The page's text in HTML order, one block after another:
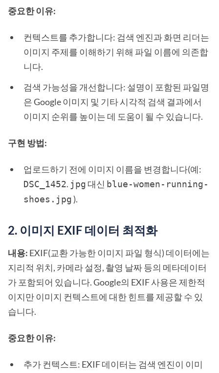
중요한 이유:
컨텍스트를 추가합니다: 검색 엔진과 화면 리더는
이미지 주제를 이해하기 위해 파일 이름에 의존합
니다.
검색 가능성을 개선합니다: 설명이 포함된 파일명
은 Google 이미지 및 기타 시각적 검색 결과에서
이미지 순위를 높이는 데 도움이 될 수 있습니다.
구현 방법:
업로드하기 전에 이미지 이름을 변경합니다(예:
DSC_1452. jpg 대신 blue-women-running-
shoes.jpg).
2. 이미지 EXIF 데이터 최적화
내용: EXIF(교환 가능한 이미지 파일 형식) 데이터에는
지리적 위치, 카메라 설정, 촬영 날짜 등의 메타데이터
가 포함되어 있습니다. Google의 EXIF 사용은 제한적
이지만 이미지 컨텍스트에 대한 힌트를 제공할 수 있
습니다.
중요한 이유:
추가 컨텍스트: EXIF 데이터는 검색 엔진이 이미